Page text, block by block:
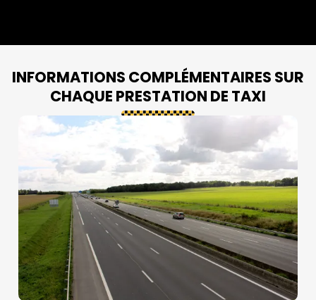
INFORMATIONS COMPLÉMENTAIRES SUR
CHAQUE PRESTATION DE TAXI